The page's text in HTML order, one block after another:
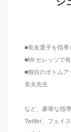
■長友選手を指導
■Mr.セレッソで
■独自のボトムア
美夫先生
など、豪華な指
Twitter、フェイ